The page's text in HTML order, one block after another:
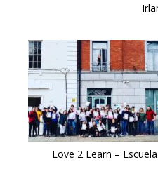
Love 2 Learn –